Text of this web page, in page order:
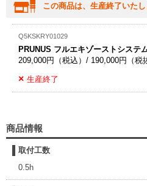
この商品は、生産終了いたし
Q5KSKRY01029
PRUNUS フルエキゾーストシステ
209,000円（税込）/ 190,000円（税
生産終了
商品情報
取付工数
0.5h